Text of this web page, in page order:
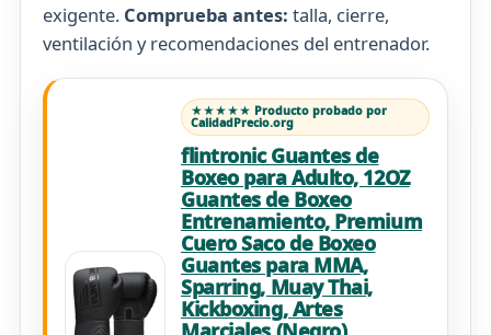
exigente. Comprueba antes: talla, cierre,
ventilación y recomendaciones del entrenador.
★★★★★ Producto probado por
CalidadPrecio.org
flintronic Guantes de
Boxeo para Adulto, 12OZ
Guantes de Boxeo
Entrenamiento, Premium
Cuero Saco de Boxeo
Guantes para MMA,
Sparring, Muay Thai,
Kickboxing, Artes